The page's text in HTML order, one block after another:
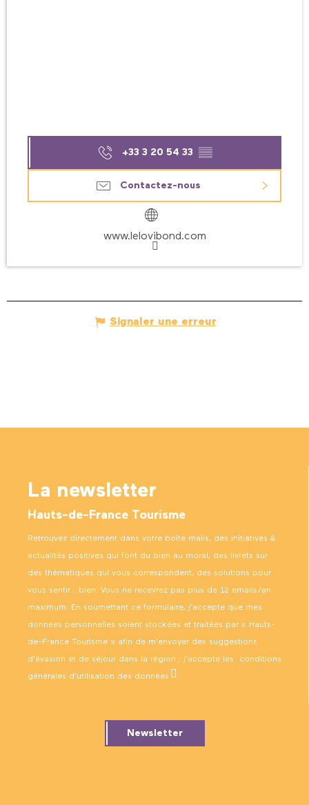
+33 3 20 54 33 ▒▒
Contactez-nous
www.lelovibond.com
Signaler une erreur
La newsletter
Hauts-de-France Tourisme
Retrouvez directement dans votre boîte mails, des initiatives &
actualités positives qui font du bien au moral, des livrets sur
des thématiques qui vous correspondent, des solutions pour
vous sentir… bien. Vous ne recevrez pas plus de 12 emails/an
maximum. En soumettant ce formulaire, j’accepte que mes
données personnelles soient stockées et traitées par « Hauts-
de-France Tourisme » afin de m’envoyer des suggestions
d’évasion et de séjour dans la région ; j’accepte les conditions
générales d’utilisation des données .
Newsletter